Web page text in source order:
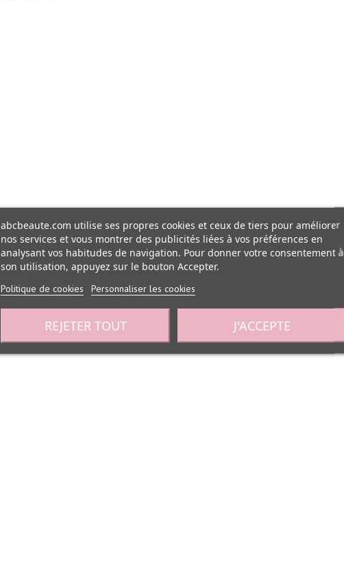
abcbeaute.com utilise ses propres cookies et ceux de tiers pour améliorer
nos services et vous montrer des publicités liées à vos préférences en
analysant vos habitudes de navigation. Pour donner votre consentement à
son utilisation, appuyez sur le bouton Accepter.
Politique de cookies Personnaliser les cookies
REJETER TOUT J'ACCEPTE